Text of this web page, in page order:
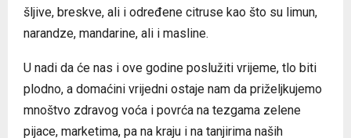
šljive, breskve, ali i određene citruse kao što su limun,
narandze, mandarine, ali i masline.
U nadi da će nas i ove godine poslužiti vrijeme, tlo biti
plodno, a domaćini vrijedni ostaje nam da priželjkujemo
mnoštvo zdravog voća i povrća na tezgama zelene
pijace, marketima, pa na kraju i na tanjirima naših